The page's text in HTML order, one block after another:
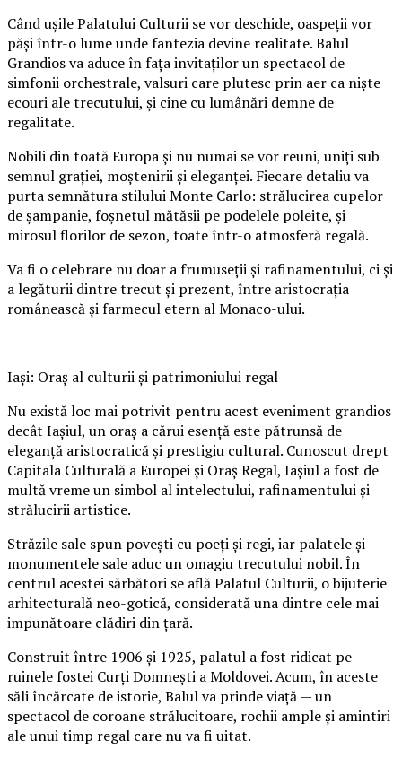
Când ușile Palatului Culturii se vor deschide, oaspeții vor
păși într-o lume unde fantezia devine realitate. Balul
Grandios va aduce în fața invitaților un spectacol de
simfonii orchestrale, valsuri care plutesc prin aer ca niște
ecouri ale trecutului, și cine cu lumânări demne de
regalitate.
Nobili din toată Europa și nu numai se vor reuni, uniți sub
semnul grației, moștenirii și eleganței. Fiecare detaliu va
purta semnătura stilului Monte Carlo: strălucirea cupelor
de șampanie, foșnetul mătăsii pe podelele poleite, și
mirosul florilor de sezon, toate într-o atmosferă regală.
Va fi o celebrare nu doar a frumuseții și rafinamentului, ci și
a legăturii dintre trecut și prezent, între aristocrația
românească și farmecul etern al Monaco-ului.
–
Iași: Oraș al culturii și patrimoniului regal
Nu există loc mai potrivit pentru acest eveniment grandios
decât Iașiul, un oraș a cărui esență este pătrunsă de
eleganță aristocratică și prestigiu cultural. Cunoscut drept
Capitala Culturală a Europei și Oraș Regal, Iașiul a fost de
multă vreme un simbol al intelectului, rafinamentului și
strălucirii artistice.
Străzile sale spun povești cu poeți și regi, iar palatele și
monumentele sale aduc un omagiu trecutului nobil. În
centrul acestei sărbători se află Palatul Culturii, o bijuterie
arhitecturală neo-gotică, considerată una dintre cele mai
impunătoare clădiri din țară.
Construit între 1906 și 1925, palatul a fost ridicat pe
ruinele fostei Curți Domnești a Moldovei. Acum, în aceste
săli încărcate de istorie, Balul va prinde viață — un
spectacol de coroane strălucitoare, rochii ample și amintiri
ale unui timp regal care nu va fi uitat.